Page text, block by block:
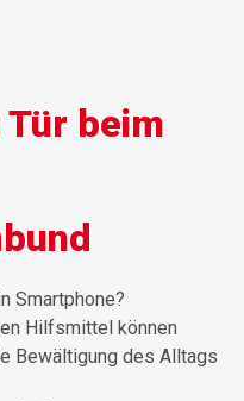
beim
können
Bewältigung des Alltags